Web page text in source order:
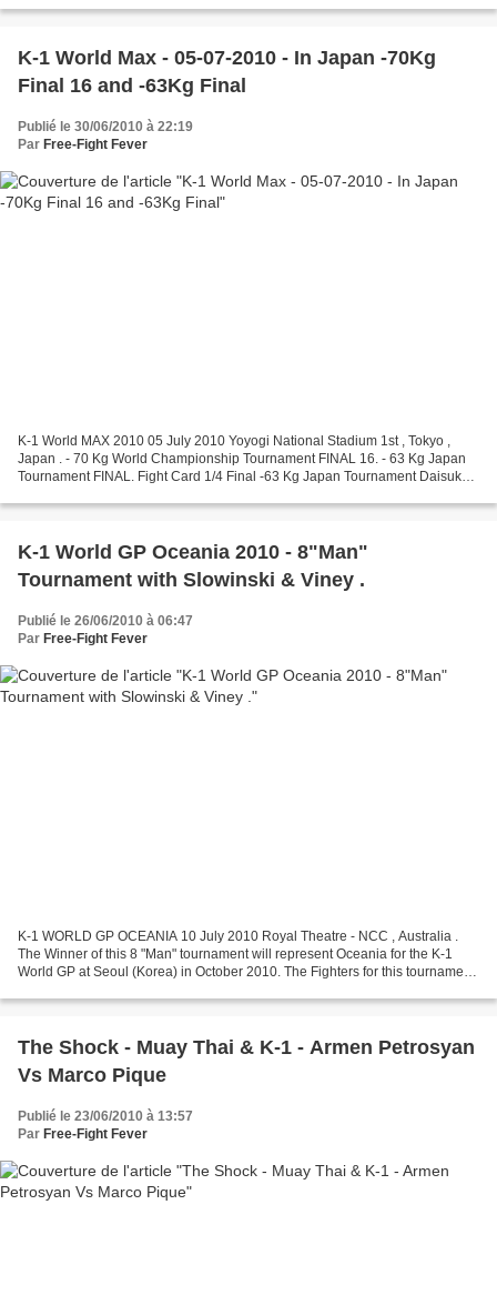
K-1 World Max - 05-07-2010 - In Japan -70Kg
Final 16 and -63Kg Final
Publié le 30/06/2010 à 22:19
Par Free-Fight Fever
K-1 World MAX 2010 05 July 2010 Yoyogi National Stadium 1st , Tokyo ,
Japan . - 70 Kg World Championship Tournament FINAL 16. - 63 Kg Japan
Tournament FINAL. Fight Card 1/4 Final -63 Kg Japan Tournament Daisuke
K-1 World GP Oceania 2010 - 8"Man"
Tournament with Slowinski & Viney .
Publié le 26/06/2010 à 06:47
Par Free-Fight Fever
K-1 WORLD GP OCEANIA 10 July 2010 Royal Theatre - NCC , Australia .
The Winner of this 8 "Man" tournament will represent Oceania for the K-1
World GP at Seoul (Korea) in October 2010. The Fighters for this tournament
The Shock - Muay Thai & K-1 - Armen Petrosyan
Vs Marco Pique
Publié le 23/06/2010 à 13:57
Par Free-Fight Fever